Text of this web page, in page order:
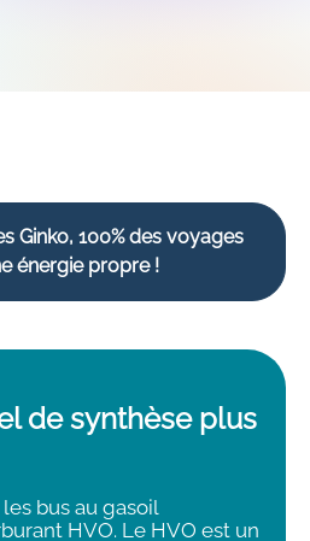
Ginko, 100% des voyages
énergie propre !
de synthèse plus
bus au gasoil
HVO. Le HVO est un